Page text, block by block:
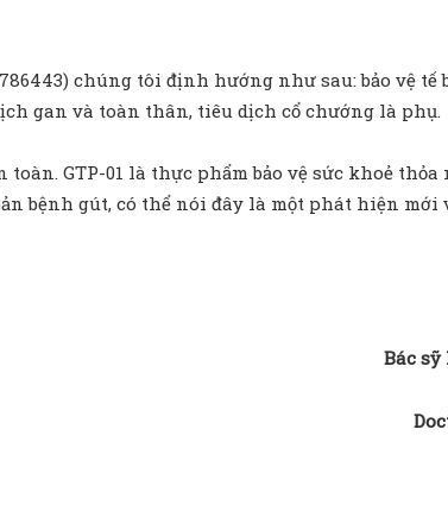
chúng tôi định hướng như sau: bảo vệ tế
gan và toàn thân, tiêu dịch cổ chướng là phụ.
GTP-01 là thực phẩm bảo vệ sức khoẻ thỏa
bệnh gút, có thể nói đây là một phát hiện mới
Bác sỹ